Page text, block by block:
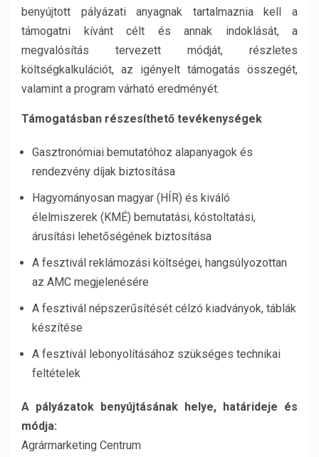
benyújtott pályázati anyagnak tartalmaznia kell a
támogatni kívánt célt és annak indoklását, a
megvalósítás tervezett módját, részletes
költségkalkulációt, az igényelt támogatás összegét,
valamint a program várható eredményét.
Támogatásban részesíthető tevékenységek
Gasztronómiai bemutatóhoz alapanyagok és
rendezvény díjak biztosítása
Hagyományosan magyar (HÍR) és kiváló
élelmiszerek (KMÉ) bemutatási, kóstoltatási,
árusítási lehetőségének biztosítása
A fesztivál reklámozási költségei, hangsúlyozottan
az AMC megjelenésére
A fesztivál népszerűsítését célzó kiadványok, táblák
készítése
A fesztivál lebonyolításához szükséges technikai
feltételek
A pályázatok benyújtásának helye, határideje és
módja:
Agrármarketing Centrum